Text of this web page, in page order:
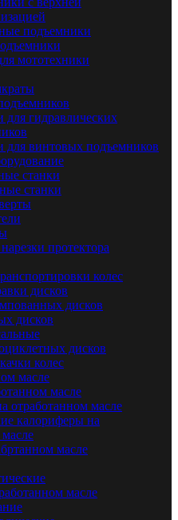
подъемники
мототехники
для гидравлических
для винтовых подъемников
станки
станки
протектора
колес
дисков
дисков
дисков
дисков
колес
масле
масле
отработанном масле
калориферы на
масле
масле